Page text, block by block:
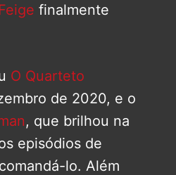
finalmente
O Quarteto
de 2020, e o
, que brilhou na
episódios de
lo. Além